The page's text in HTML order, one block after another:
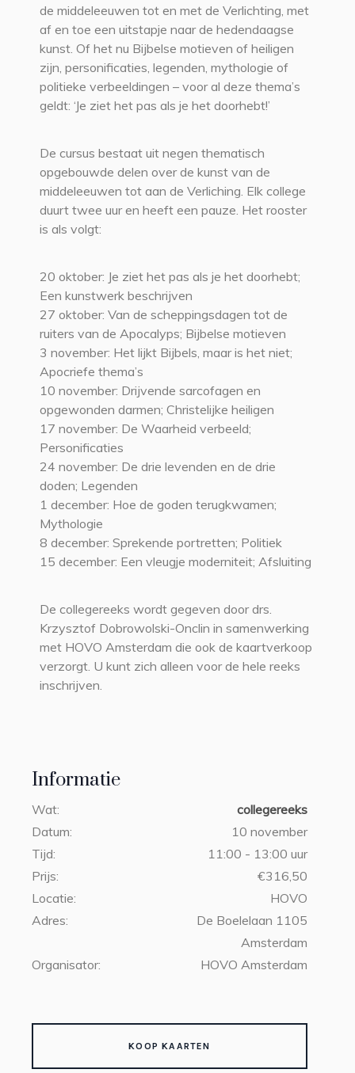
Informatie
Wat:
collegereeks
Datum:
10 november
Tijd:
11:00 - 13:00 uur
Prijs:
€316,50
Locatie:
HOVO
Adres:
De Boelelaan 1105
Amsterdam
Organisator:
HOVO Amsterdam
KOOP KAARTEN
de middeleeuwen tot en met de Verlichting, met
af en toe een uitstapje naar de hedendaagse
kunst. Of het nu Bijbelse motieven of heiligen
zijn, personificaties, legenden, mythologie of
politieke verbeeldingen – voor al deze thema’s
geldt: ‘Je ziet het pas als je het doorhebt!’
De cursus bestaat uit negen thematisch
opgebouwde delen over de kunst van de
middeleeuwen tot aan de Verliching. Elk college
duurt twee uur en heeft een pauze. Het rooster
is als volgt:
20 oktober: Je ziet het pas als je het doorhebt;
Een kunstwerk beschrijven
27 oktober: Van de scheppingsdagen tot de
ruiters van de Apocalyps; Bijbelse motieven
3 november: Het lijkt Bijbels, maar is het niet;
Apocriefe thema’s
10 november: Drijvende sarcofagen en
opgewonden darmen; Christelijke heiligen
17 november: De Waarheid verbeeld;
Personificaties
24 november: De drie levenden en de drie
doden; Legenden
1 december: Hoe de goden terugkwamen;
Mythologie
8 december: Sprekende portretten; Politiek
15 december: Een vleugje moderniteit; Afsluiting
De collegereeks wordt gegeven door drs.
Krzysztof Dobrowolski-Onclin in samenwerking
met HOVO Amsterdam die ook de kaartverkoop
verzorgt. U kunt zich alleen voor de hele reeks
inschrijven.